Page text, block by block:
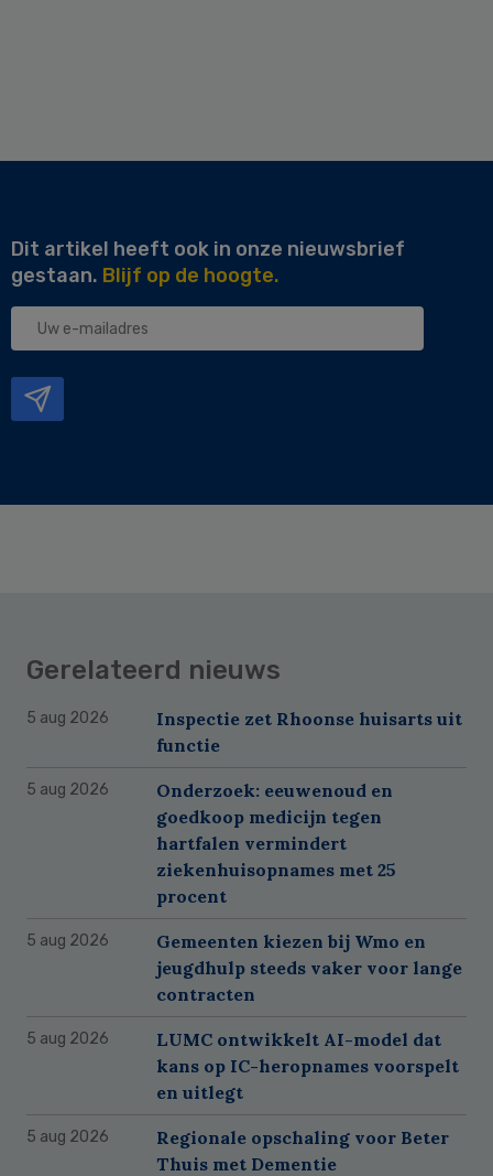
Dit artikel heeft ook in onze nieuwsbrief
gestaan. Blijf op de hoogte.
Uw
Gerelateerd nieuws
5 aug 2026
Inspectie zet Rhoonse huisarts uit
functie
5 aug 2026
Onderzoek: eeuwenoud en
goedkoop medicijn tegen
hartfalen vermindert
ziekenhuisopnames met 25
procent
5 aug 2026
Gemeenten kiezen bij Wmo en
jeugdhulp steeds vaker voor lange
contracten
5 aug 2026
LUMC ontwikkelt AI-model dat
kans op IC-heropnames voorspelt
en uitlegt
5 aug 2026
Regionale opschaling voor Beter
Thuis met Dementie